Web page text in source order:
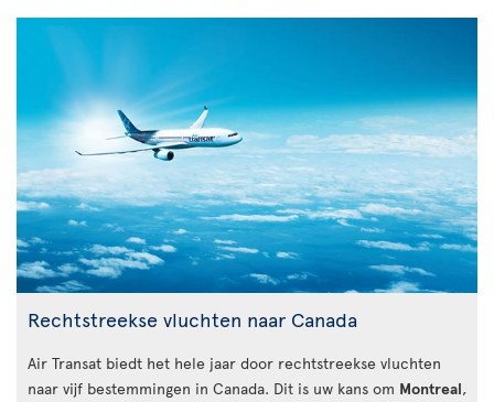
Rechtstreekse vluchten naar Canada
Air Transat biedt het hele jaar door rechtstreekse vluchten
naar vijf bestemmingen in Canada. Dit is uw kans om Montreal,